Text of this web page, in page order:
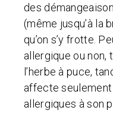
des
(même jusqu’à la
qu’on s’y frotte.
allergique ou non,
l’herbe à puce,
affecte
allergiques à son